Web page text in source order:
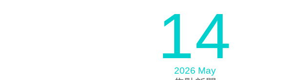
14
2026 May